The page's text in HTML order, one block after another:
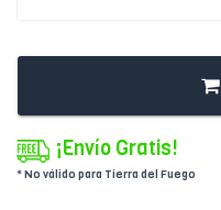
¡Envío Gratis!
* No válido para Tierra del Fuego